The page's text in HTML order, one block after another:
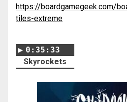
https://boardgamegeek.com/
tiles-extreme
0:35:33
Skyrockets